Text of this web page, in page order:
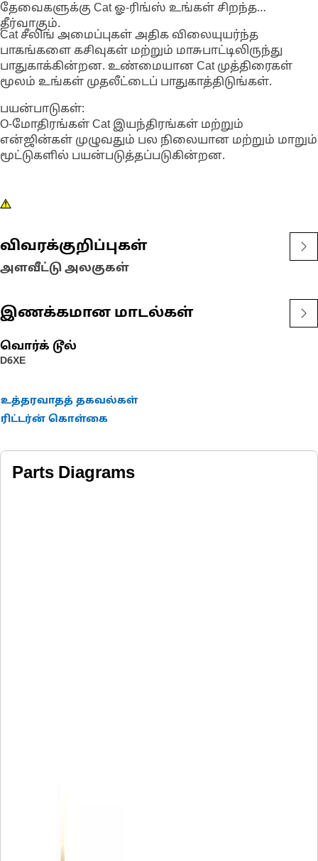
தேவைகளுக்கு Cat ஓ-ரிங்ஸ் உங்கள் சிறந்த
தீர்வாகும்.
Cat சீலிங் அமைப்புகள் அதிக விலையுயர்ந்த
பாகங்களை கசிவுகள் மற்றும் மாசுபாட்டிலிருந்து
பாதுகாக்கின்றன. உண்மையான Cat முத்திரைகள்
மூலம் உங்கள் முதலீட்டைப் பாதுகாத்திடுங்கள்.
பயன்பாடுகள்:
O-மோதிரங்கள் Cat இயந்திரங்கள் மற்றும்
என்ஜின்கள் முழுவதும் பல நிலையான மற்றும் மாறும்
மூட்டுகளில் பயன்படுத்தப்படுகின்றன.
விவரக்குறிப்புகள்
அளவீட்டு அலகுகள்
இணக்கமான மாடல்கள்
வொர்க் டூல்
D6XE
உத்தரவாதத் தகவல்கள்
ரிட்டர்ன் கொள்கை
Parts Diagrams